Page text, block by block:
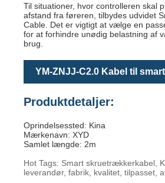
Til situationer, hvor controlleren skal
afstand fra føreren, tilbydes udvidet
Cable. Det er vigtigt at vælge en
for at forhindre unødig belastning af
brug.
YM-ZNJJ-C2.0 Kabel til
Produktdetaljer:
Oprindelsessted: Kina
Mærkenavn: XYD
Samlet længde: 2m
Hot Tags: Smart skruetrækkerkabel,
leverandør, fabrik, kvalitet, tilpasset,